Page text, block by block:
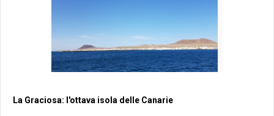
La Graciosa: l'ottava isola delle Canarie